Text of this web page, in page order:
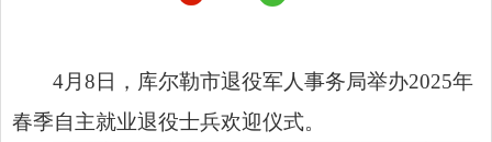
4月8日，库尔勒市退役军人事务局举办2025年
春季自主就业退役士兵欢迎仪式。